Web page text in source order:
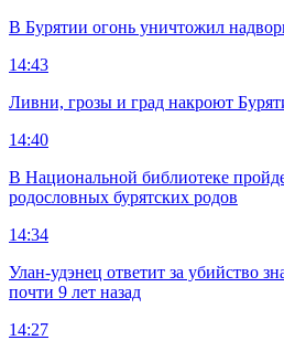
В Бурятии огонь уничтожил
14:43
Ливни, грозы и град накроют
14:40
В Национальной библиотеке
родословных бурятских родов
14:34
Улан-удэнец ответит за убийство
почти 9 лет назад
14:27